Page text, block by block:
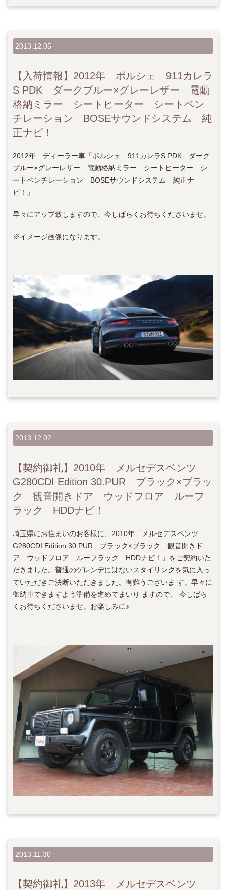
2013.12.05
【入荷情報】2012年 ポルシェ 911カレラ
S PDK ダークブルー×グレーレザー 電動
格納ミラー シートヒーター シートベン
チレーション BOSEサウンドシステム 純
正ナビ！
2012年 ディーラー車「ポルシェ 911カレラS PDK ダーク
ブルー×グレーレザー 電動格納ミラー シートヒーター シ
ートベンチレーション BOSEサウンドシステム 純正ナ
ビ！」
早々にアップ致しますので、今しばらくお待ちくださいませ。
※イメージ画像になります。
2013.12.02
【契約御礼】2010年 メルセデスベンツ
G280CDI Edition 30.PUR ブラック×ブラッ
ク 観音開きドア ウッドフロア ルーフ
ラック HDDナビ！
埼玉県にお住まいのお客様に、2010年「メルセデスベンツ
G280CDI Edition 30.PUR ブラック×ブラック 観音開きド
ア ウッドフロア ルーフラック HDDナビ！」をご契約いた
だきました。普通のゲレンデにはないスタイリングを気に入っ
ていただきご決断いただきました。有難うございま す。早々に
御納車できますよう準備を進めてまいり ますので、 今しばら
くお待ちくださいませ。お楽しみに♪
2013.11.30
【契約御礼】2013年 メルセデスベンツ